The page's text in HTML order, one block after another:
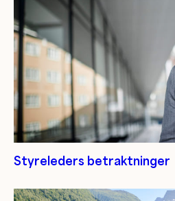
Styreleders betraktninger